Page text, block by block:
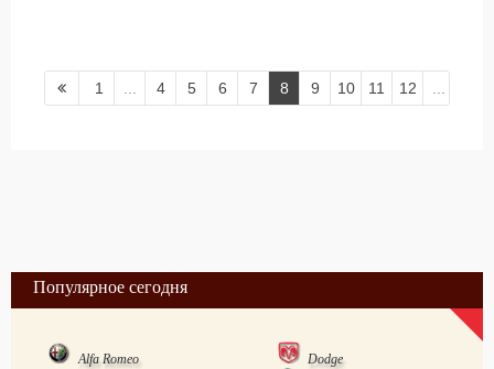
1 4 5 6 7 8 9 10 11 12
Популярное сегодня
Alfa Romeo
Dodge